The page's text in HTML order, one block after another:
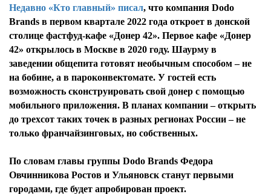
Недавно «Кто главный» писал, что компания Dodo
Brands в первом квартале 2022 года откроет в донской
столице фастфуд-кафе «Донер 42». Первое кафе «Донер
42» открылось в Москве в 2020 году. Шаурму в
заведении общепита готовят необычным способом – не
на бобине, а в пароконвектомате. У гостей есть
возможность сконструировать свой донер с помощью
мобильного приложения. В планах компании – открыть
до трехсот таких точек в разных регионах России – не
только франчайзинговых, но собственных.
По словам главы группы Dodo Brands Федора
Овчинникова Ростов и Ульяновск станут первыми
городами, где будет апробирован проект.